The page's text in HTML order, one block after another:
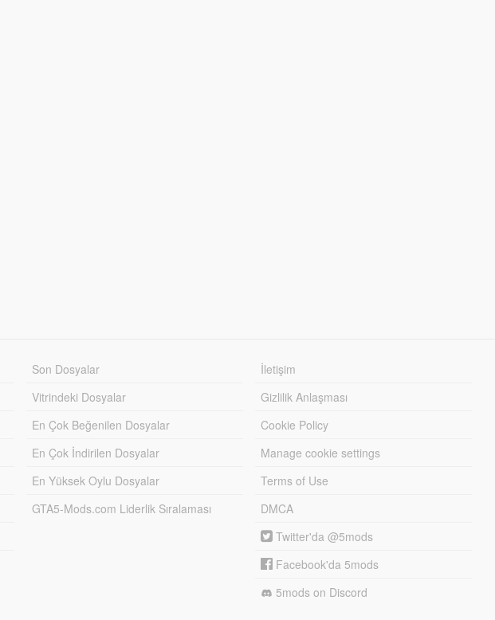
Son Dosyalar
Vitrindeki Dosyalar
En Çok Beğenilen Dosyalar
En Çok İndirilen Dosyalar
En Yüksek Oylu Dosyalar
GTA5-Mods.com Liderlik Sıralaması
İletişim
Gizlilik Anlaşması
Cookie Policy
Manage cookie settings
Terms of Use
DMCA
Twitter'da @5mods
Facebook'da 5mods
5mods on Discord